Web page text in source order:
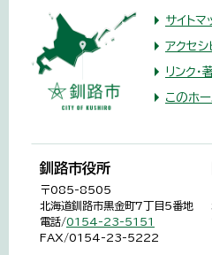
サイトマ
アクセ
リンク・
このホ
釧路市役所
〒085-8505
北海道釧路市黒金町7丁目5番地
電話/0154-23-5151
FAX/0154-23-5222